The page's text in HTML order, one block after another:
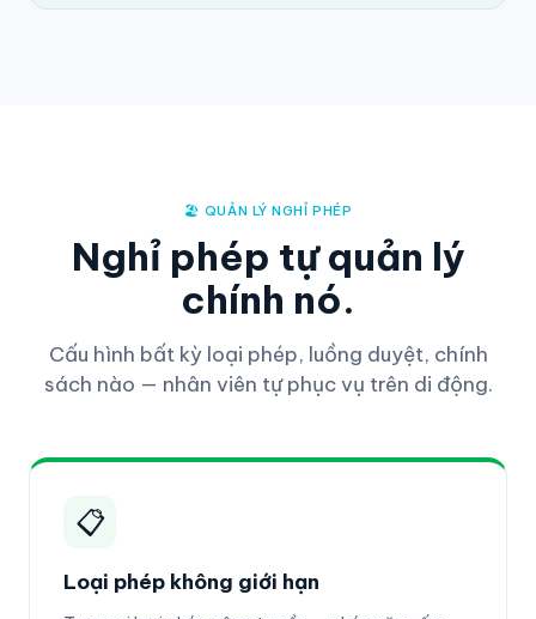
🏖️ QUẢN LÝ NGHỈ PHÉP
Nghỉ phép tự quản lý
chính nó.
Cấu hình bất kỳ loại phép, luồng duyệt, chính
sách nào — nhân viên tự phục vụ trên di động.
📋
Loại phép không giới hạn